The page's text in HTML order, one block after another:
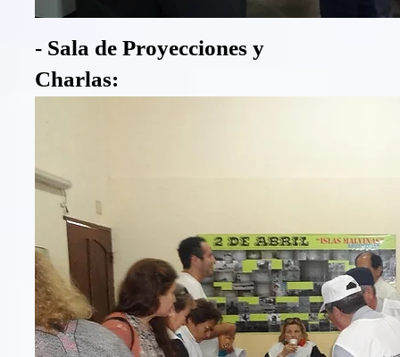
- Sala de Proyecciones y
Charlas: